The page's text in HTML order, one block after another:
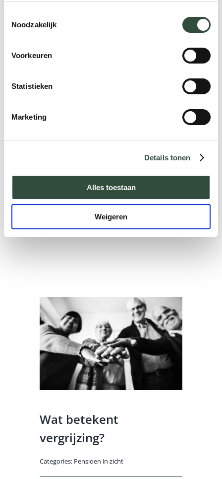
Noodzakelijk
Voorkeuren
Statistieken
Marketing
Details tonen
Alles toestaan
Weigeren
Wie heeft Pensioen in
levensbepalende
Lees
verder
Wat betekent
vergrijzing?
Categories: Pensioen in zicht